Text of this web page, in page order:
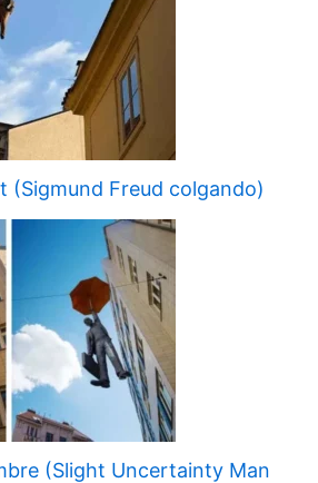
(Sigmund Freud colgando)
(Slight Uncertainty Man